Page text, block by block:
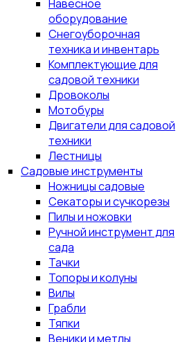
Навесное
оборудование
Снегоуборочная
техника и инвентарь
Комплектующие для
садовой техники
Дровоколы
Мотобуры
Двигатели для садовой
техники
Лестницы
Садовые инструменты
Ножницы садовые
Секаторы и сучкорезы
Пилы и ножовки
Ручной инструмент для
сада
Тачки
Топоры и колуны
Вилы
Грабли
Тяпки
Веники и метлы